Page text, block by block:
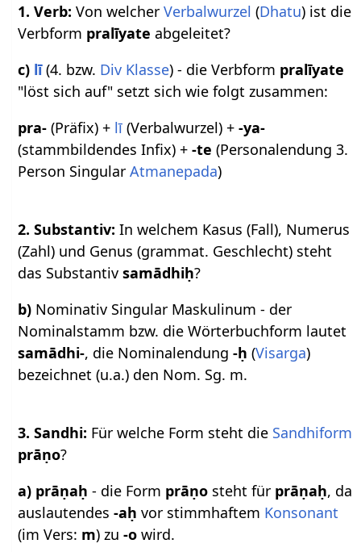
1. Verb: Von welcherVerbalwurzel (Dhatu) ist die
Verbform pralīyate abgeleitet?
c) lī(4. bzw. Div Klasse) - die Verbform pralīyate
"löst sich auf" setzt sich wie folgt zusammen:
pra- (Präfix) + lī (Verbalwurzel) +-ya-
(stammbildendes Infix) +-te (Personalendung 3.
Person SingularAtmanepada)
2. Substantiv: In welchem Kasus (Fall), Numerus
(Zahl) und Genus (grammat. Geschlecht) steht
das Substantivsamādhiḥ?
b) Nominativ Singular Maskulinum - der
Nominalstamm bzw. die Wörterbuchform lautet
samādhi-, die Nominalendung-ḥ (Visarga)
bezeichnet (u.a.) den Nom. Sg. m.
3. Sandhi: Für welche Form steht die Sandhiform
prāṇo?
a) prāṇaḥ - die Form prāṇo steht für prāṇaḥ, da
auslautendes-aḥ vor stimmhaftem Konsonant
(im Vers: m) zu-o wird.